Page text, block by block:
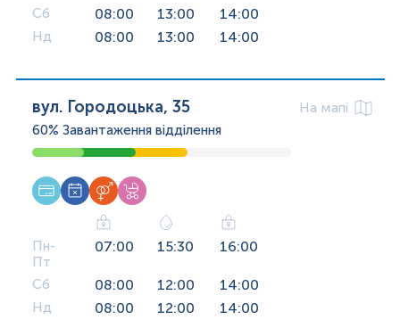
Сб 08:00 13:00 14:00
Нд 08:00 13:00 14:00
вул. Городоцька, 35
На мапі
60% Завантаження відділення
Пн-
Пт
07:00 15:30 16:00
Сб 08:00 12:00 14:00
Нд 08:00 12:00 14:00